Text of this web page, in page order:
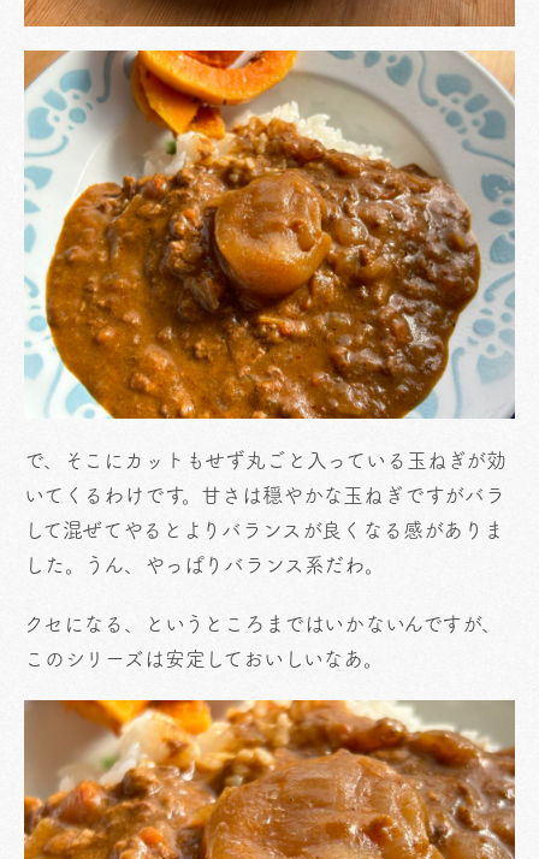
で、そこにカットもせず丸ごと入っている玉ねぎが効
いてくるわけです。甘さは穏やかな玉ねぎですがバラ
して混ぜてやるとよりバランスが良くなる感がありま
した。うん、やっぱりバランス系だわ。
クセになる、というところまではいかないんですが、
このシリーズは安定しておいしいなあ。